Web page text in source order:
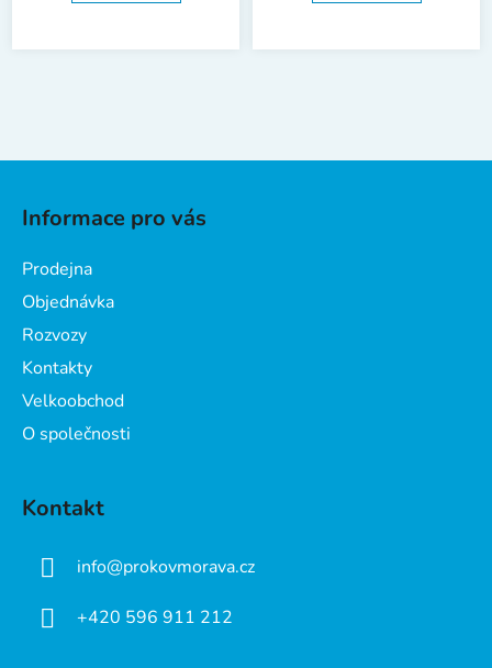
Informace pro vás
Prodejna
Objednávka
Rozvozy
Kontakty
Velkoobchod
O společnosti
Kontakt
info@prokovmorava.cz
+420 596 911 212